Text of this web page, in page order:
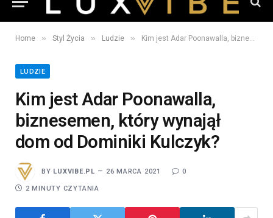
Home » Styl Życia » Ludzie » Kim jest Adar Poonawalla, biznesemen, który wynajął dom od Dominiki Kulczyk?
LUDZIE
Kim jest Adar Poonawalla,
biznesemen, który wynajął
dom od Dominiki Kulczyk?
BY LUXVIBE.PL 26 MARCA 2021 0
2 MINUTY CZYTANIA